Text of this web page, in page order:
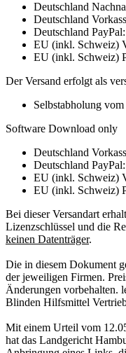
Deutschland
Deutschland
Deutschland
EU (inkl. Schweiz)
EU (inkl. Schweiz)
Der Versand erfolgt als
Selbstabholung
Software Download only
Deutschland
Deutschland
EU (inkl. Schweiz)
EU (inkl. Schweiz)
Bei dieser Versandart
Lizenzschlüssel und die
keinen Datenträger.
Die in diesem Dokument
der jeweiligen Firmen.
Änderungen
Blinden Hilfsmittel
Mit einem Urteil vom
hat das Landgericht